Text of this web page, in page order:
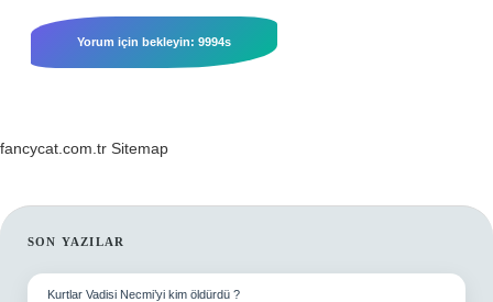
fancycat.com.tr Sitemap
SIDEBAR
SON YAZILAR
Kurtlar Vadisi Necmi’yi kim öldürdü ?